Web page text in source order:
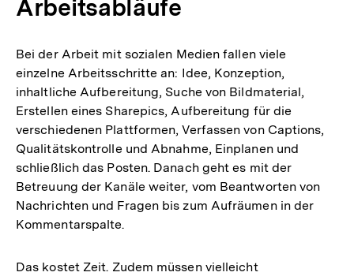
Arbeitsabläufe
Bei der Arbeit mit sozialen Medien fallen viele
einzelne Arbeitsschritte an: Idee, Konzeption,
inhaltliche Aufbereitung, Suche von Bildmaterial,
Erstellen eines Sharepics, Aufbereitung für die
verschiedenen Plattformen, Verfassen von Captions,
Qualitätskontrolle und Abnahme, Einplanen und
schließlich das Posten. Danach geht es mit der
Betreuung der Kanäle weiter, vom Beantworten von
Nachrichten und Fragen bis zum Aufräumen in der
Kommentarspalte.
Das kostet Zeit. Zudem müssen vielleicht